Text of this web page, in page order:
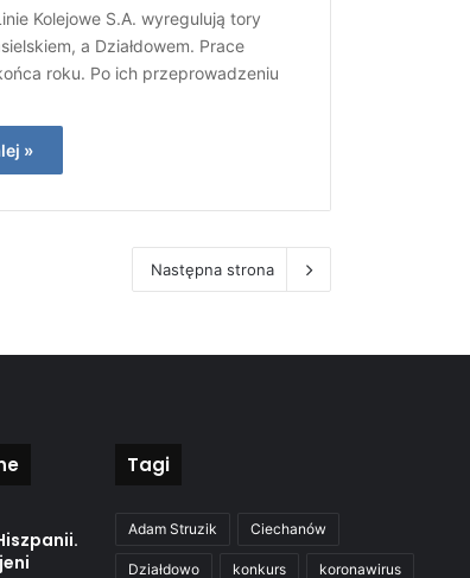
Kolejowe S.A. wyregulują tory
a Działdowem. Prace
roku. Po ich przeprowadzeniu
»
Następna strona
Tagi
Adam Struzik Ciechanów
Działdowo konkurs koronawirus